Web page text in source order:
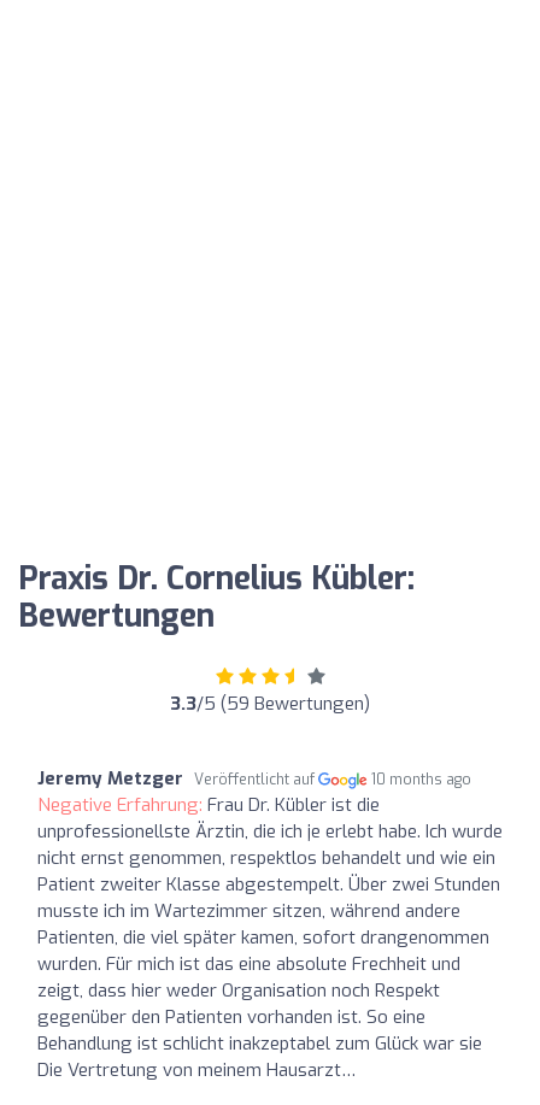
Praxis Dr. Cornelius Kübler:
Bewertungen
3.3/5 (59 Bewertungen)
Jeremy Metzger Veröffentlicht auf 10 months ago
Negative Erfahrung: Frau Dr. Kübler ist die
unprofessionellste Ärztin, die ich je erlebt habe. Ich wurde
nicht ernst genommen, respektlos behandelt und wie ein
Patient zweiter Klasse abgestempelt. Über zwei Stunden
musste ich im Wartezimmer sitzen, während andere
Patienten, die viel später kamen, sofort drangenommen
wurden. Für mich ist das eine absolute Frechheit und
zeigt, dass hier weder Organisation noch Respekt
gegenüber den Patienten vorhanden ist. So eine
Behandlung ist schlicht inakzeptabel zum Glück war sie
Die Vertretung von meinem Hausarzt…